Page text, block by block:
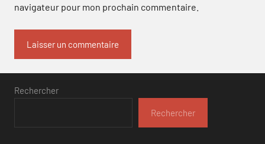
navigateur pour mon prochain commentaire.
Rechercher
Rechercher